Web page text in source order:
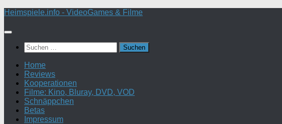
Zum
springen
Heimspiele.info - VideoGames & Filme
Suchen
nach:
Home
Reviews
Kooperationen
Filme: Kino, Bluray, DVD, VOD
Schnäppchen
Betas
Impressum